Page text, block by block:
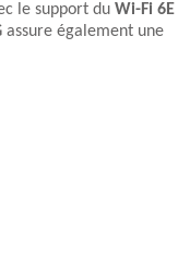
le support du Wi-Fi 6E
assure également une